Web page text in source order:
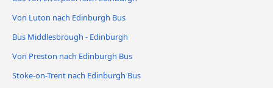
Von Luton nach Edinburgh Bus
Bus Middlesbrough - Edinburgh
Von Preston nach Edinburgh Bus
Stoke-on-Trent nach Edinburgh Bus